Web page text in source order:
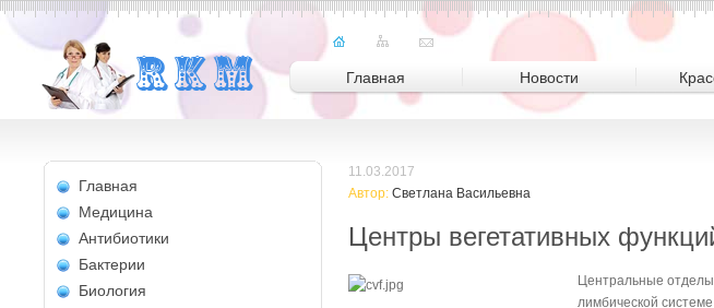
Главная Новости
Главная
Медицина
Антибиотики
Бактерии
Биология
11.03.2017
Автор: Светлана Васильевна
Центры вегетативных
Центральные отделы
лимбической